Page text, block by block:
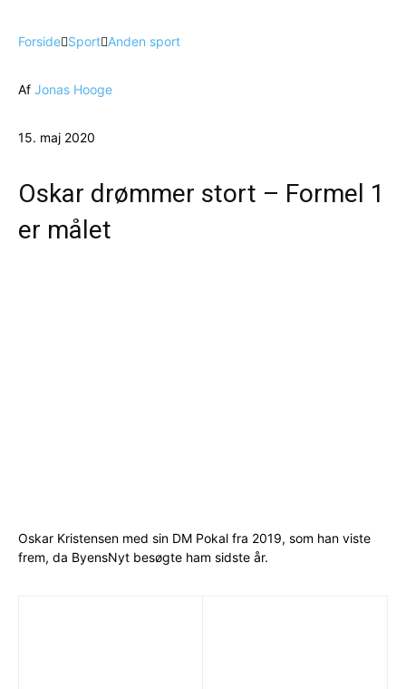
Forside Sport Anden sport
Af Jonas Hooge
15. maj 2020
Oskar drømmer stort – Formel 1
er målet
Oskar Kristensen med sin DM Pokal fra 2019, som han viste
frem, da ByensNyt besøgte ham sidste år.